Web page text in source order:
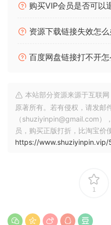
个卷积混响、延迟、合唱、移
声音。
在 Sahara Beats 中，循环中
改善同步。形成循环的切片序
中。此外，通过禁用循环功能
击播放，使用户能够创建自己
可以使用调谐键开关对循环进
支持半速/双速播放的速度菜单。
样式的编辑;用户可以使用“重
购买VIP会员是否可以
资源下载链接失效怎么
百度网盘链接打不开怎
本站部分资源来源于互联
原著所有。若有侵权，请发邮
（shuziyinpin@gmail.com）
员，购买正版打折，比淘宝价
https://www.shuziyinpin.vip/
1